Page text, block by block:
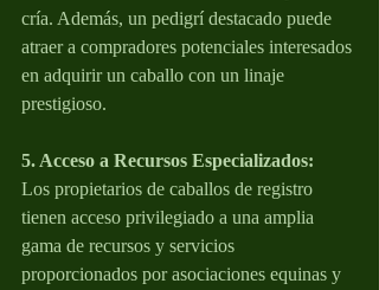
cría. Además, un pedigrí destacado puede
atraer a compradores potenciales interesados
en adquirir un caballo con un linaje
prestigioso.
5. Acceso a Recursos Especializados:
Los propietarios de caballos de registro
tienen acceso privilegiado a una amplia
gama de recursos y servicios
proporcionados por asociaciones equinas y